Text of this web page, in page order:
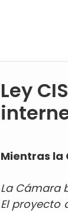
Ley
Mientras la
La Cámara
El proyecto